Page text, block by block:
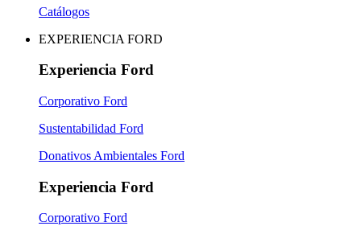
Catálogos
EXPERIENCIA FORD
Experiencia Ford
Corporativo Ford
Sustentabilidad Ford
Donativos Ambientales Ford
Experiencia Ford
Corporativo Ford